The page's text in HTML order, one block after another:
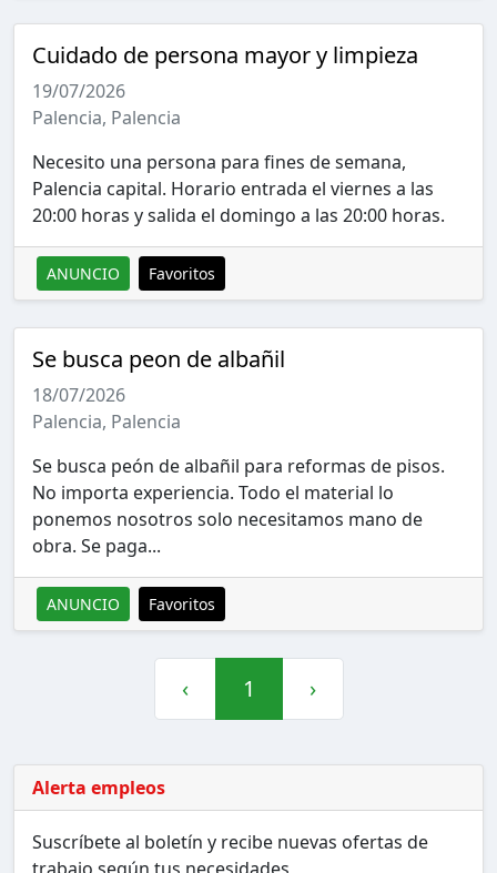
Cuidado de persona mayor y limpieza
19/07/2026
Palencia, Palencia
Necesito una persona para fines de semana,
Palencia capital. Horario entrada el viernes a las
20:00 horas y salida el domingo a las 20:00 horas.
ANUNCIO Favoritos
Se busca peon de albañil
18/07/2026
Palencia, Palencia
Se busca peón de albañil para reformas de pisos.
No importa experiencia. Todo el material lo
ponemos nosotros solo necesitamos mano de
obra. Se paga...
ANUNCIO Favoritos
‹ 1 ›
Alerta empleos
Suscríbete al boletín y recibe nuevas ofertas de